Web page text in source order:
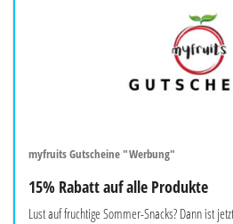
myfruits Gutscheine "Werbung"
15% Rabatt auf alle Produkte
Lust auf fruchtige Sommer-Snacks? Dann ist